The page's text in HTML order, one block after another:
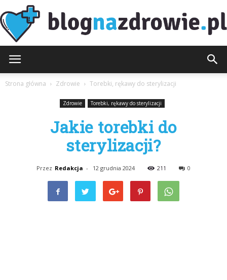
Strona główna Zdrowie Torebki, rękawy do sterylizacji
Zdrowie Torebki, rękawy do sterylizacji
Jakie torebki do
sterylizacji?
Przez Redakcja - 12 grudnia 2024 211 0